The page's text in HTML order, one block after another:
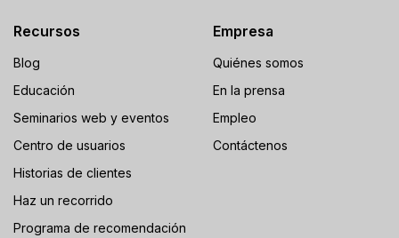
Recursos
Blog
Educación
Seminarios web y eventos
Centro de usuarios
Historias de clientes
Haz un recorrido
Programa de recomendación
Empresa
Quiénes somos
En la prensa
Empleo
Contáctenos